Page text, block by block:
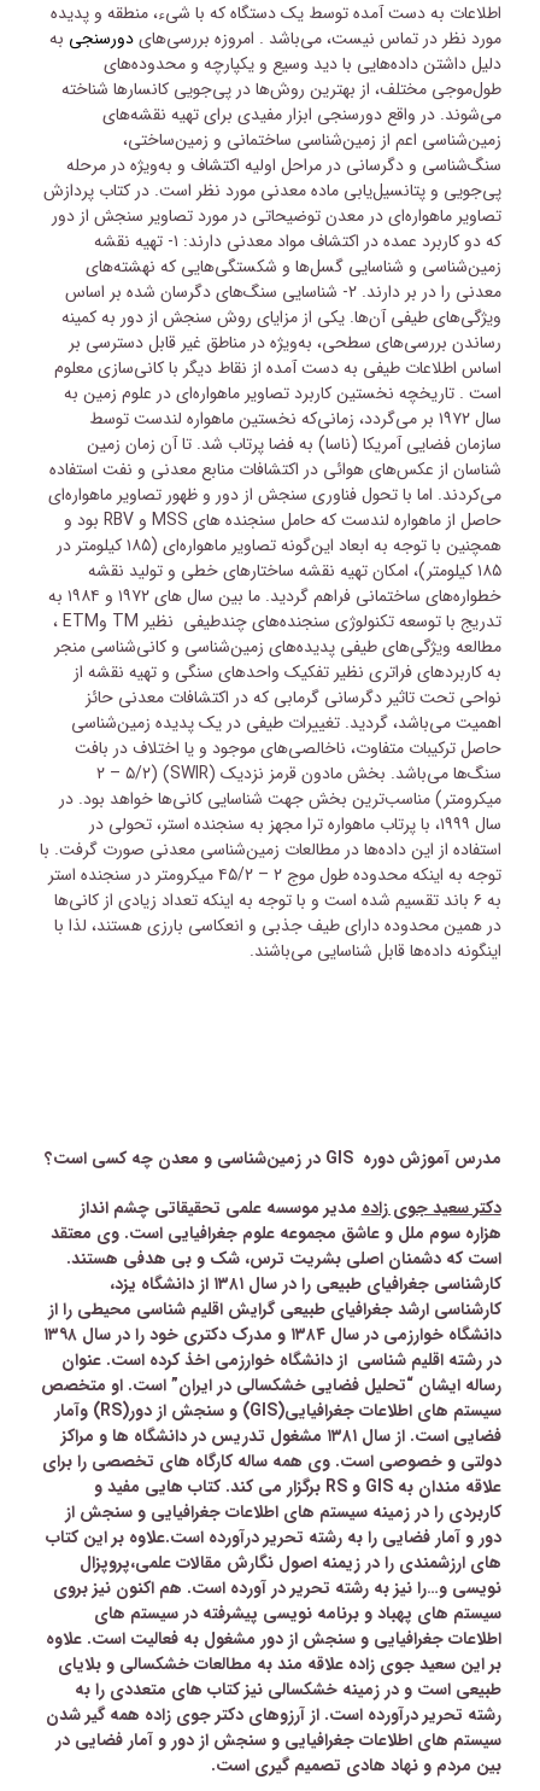
اطلاعات به دست آمده توسط یک دستگاه که با شیء، منطقه و پدیده
مورد نظر در تماس نیست، می‌باشد . امروزه بررسی‌هایدورسنجی به
دلیل داشتن داده‌هایی با دید وسیع و یکپارچه و محدوده‌های
طول‌موجی مختلف، از بهترین روش‌ها در پی‌جویی کانسارها شناخته
می‌شوند. در واقع دورسنجی ابزار مفیدی برای تهیه نقشه‌های
زمین‌شناسی اعم از زمین‌شناسی ساختمانی و زمین‌ساختی،
سنگ‌شناسی و دگرسانی در مراحل اولیه اکتشاف و به‌ویژه در مرحله
پی‌جویی و پتانسیل‌یابی ماده معدنی مورد نظر است. در کتاب پردازش
تصاویر ماهواره‌ای در معدن توضیحاتی در مورد تصاویر سنجش از دور
که دو کاربرد عمده در اکتشاف مواد معدنی دارند: ۱- تهیه نقشه
زمین‌شناسی و شناسایی گسل‌ها و شکستگی‌هایی که نهشته‌های
معدنی را در بر دارند. ۲- شناسایی سنگ‌های دگرسان شده بر اساس
ویژگی‌های طیفی آن‌ها. یکی از مزایای روش سنجش از دور به کمینه
رساندن بررسی‌های سطحی، به‌ویژه در مناطق غیر قابل دسترسی بر
اساس اطلاعات طیفی به دست آمده از نقاط دیگر با کانی‌سازی معلوم
است . تاریخچه نخستین کاربرد تصاویر ماهواره‌ای در علوم زمین به
سال ۱۹۷۲ بر می‌گردد، زمانی‌که نخستین ماهواره لندست توسط
سازمان فضایی آمریکا (ناسا) به فضا پرتاب شد. تا آن زمان زمین
شناسان از عکس‌های هوائی در اکتشافات منابع معدنی و نفت استفاده
می‌کردند. اما با تحول فناوری سنجش از دور و ظهور تصاویر ماهواره‌ای
حاصل از ماهواره لندست که حامل سنجنده های MSS و RBV بود و
همچنین با توجه به ابعاد این‌گونه تصاویر ماهواره‌ای (۱۸۵ کیلومتر در
۱۸۵ کیلومتر)، امکان تهیه نقشه ساختارهای خطی و تولید نقشه
خطواره‌های ساختمانی فراهم گردید. ما بین سال های ۱۹۷۲ و ۱۹۸۴ به
تدریج با توسعه تکنولوژی سنجنده‌های چندطیفی نظیر TM وETM ،
مطالعه ویژگی‌های طیفی پدیده‌های زمین‌شناسی و کانی‌شناسی منجر
به کاربردهای فراتری نظیر تفکیک واحدهای سنگی و تهیه نقشه‌ از
نواحی تحت تاثیر دگرسانی گرمابی که در اکتشافات معدنی حائز
اهمیت می‌باشد، گردید. تغییرات طیفی در یک پدیده زمین‌شناسی
حاصل ترکیبات متفاوت، ناخالصی‌های موجود و یا اختلاف در بافت
سنگ‌ها می‌باشد. بخش مادون قرمز نزدیک (SWIR) (۲ – ۵/۲
میکرومتر) مناسب‌ترین بخش جهت شناسایی کانی‌ها خواهد بود. در
سال ۱۹۹۹، با پرتاب ماهواره ترا مجهز به سنجنده استر، تحولی در
استفاده از این داده‌ها در مطالعات زمین‌شناسی معدنی صورت گرفت. با
توجه به اینکه محدوده طول موج ۲ – ۴۵/۲ میکرومتر در سنجنده استر
به ۶ باند تقسیم شده است و با توجه به اینکه تعداد زیادی از کانی‌ها
در همین محدوده دارای طیف جذبی و انعکاسی بارزی هستند، لذا با
اینگونه داده‌ها قابل شناسایی می‌باشند.
مدرسآموزش دورهGIS در زمین‌شناسی و معدن چه کسی است؟
دکتر سعید جوی زاده مدیر موسسه علمی تحقیقاتی چشم انداز
هزاره سوم ملل و عاشق مجموعه علوم جغرافیایی است.وی معتقد
است که دشمنان اصلی بشریت ترس، شک و بی هدفی هستند.
کارشناسی جغرافیای طبیعی را در سال ۱۳۸۱ از دانشگاه یزد،
کارشناسی ارشد جغرافیای طبیعی گرایش اقلیم شناسی محیطی را از
دانشگاه خوارزمی در سال ۱۳۸۴ و مدرک دکتری خود را در سال ۱۳۹۸
در رشته اقلیم شناسی از دانشگاه خوارزمی اخذ کرده است. عنوان
رساله ایشان “تحلیل فضایی خشکسالی در ایران”است. او متخصص
سیستم های اطلاعات جغرافیایی(GIS) و سنجش از دور(RS)
وآمار
فضایی است. از سال ۱۳۸۱ مشغول تدریس در دانشگاه ها و مراکز
دولتی و خصوصی است. وی همه ساله کارگاه های تخصصی را برای
علاقه مندان به GIS و RS برگزار می کند. کتاب هایی مفید و
کاربردی را در زمینه سیستم های اطلاعات جغرافیایی و سنجش از
دور و آمار فضایی را به رشته تحریر درآورده است.علاوه بر این کتاب
های ارزشمندی را در زیمنه اصول نگارش مقالات علمی،پروپزال
نویسی و…را نیز به رشته تحریر در آورده است. هم اکنون نیز بروی
سیستم های پهباد و برنامه نویسی پیشرفته در سیستم های
اطلاعات جغرافیایی و سنجش از دور مشغول به فعالیت است. علاوه
بر این سعید جوی زاده علاقه مند به مطالعات خشکسالی و بلایای
طبیعی است و در زمینه خشکسالی نیز کتاب های متعددی را به
رشته تحریر درآورده است. از آرزوهای دکتر جوی زاده همه گیر شدن
سیستم های اطلاعات جغرافیایی و سنجش از دور و آمار فضایی در
بین مردم و نهاد هادی تصمیم گیری است.